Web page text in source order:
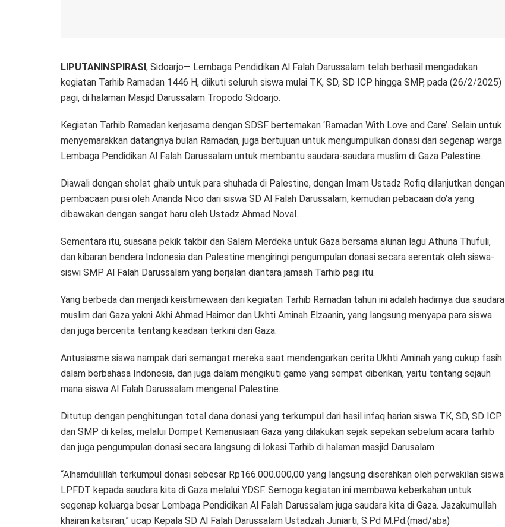
LIPUTANINSPIRASI, Sidoarjo— Lembaga Pendidikan Al Falah Darussalam telah berhasil mengadakan
kegiatan Tarhib Ramadan 1446 H, diikuti seluruh siswa mulai TK, SD, SD ICP hingga SMP, pada (26/2/2025)
pagi, di halaman Masjid Darussalam Tropodo Sidoarjo.
Kegiatan Tarhib Ramadan kerjasama dengan SDSF bertemakan ‘Ramadan With Love and Care’. Selain untuk
menyemarakkan datangnya bulan Ramadan, juga bertujuan untuk mengumpulkan donasi dari segenap warga
Lembaga Pendidikan Al Falah Darussalam untuk membantu saudara-saudara muslim di Gaza Palestine.
Diawali dengan sholat ghaib untuk para shuhada di Palestine, dengan Imam Ustadz Rofiq dilanjutkan dengan
pembacaan puisi oleh Ananda Nico dari siswa SD Al Falah Darussalam, kemudian pebacaan do’a yang
dibawakan dengan sangat haru oleh Ustadz Ahmad Noval.
Sementara itu, suasana pekik takbir dan Salam Merdeka untuk Gaza bersama alunan lagu Athuna Thufuli,
dan kibaran bendera Indonesia dan Palestine mengiringi pengumpulan donasi secara serentak oleh siswa-
siswi SMP Al Falah Darussalam yang berjalan diantara jamaah Tarhib pagi itu.
Yang berbeda dan menjadi keistimewaan dari kegiatan Tarhib Ramadan tahun ini adalah hadirnya dua saudara
muslim dari Gaza yakni Akhi Ahmad Haimor dan Ukhti Aminah Elzaanin, yang langsung menyapa para siswa
dan juga bercerita tentang keadaan terkini dari Gaza.
Antusiasme siswa nampak dari semangat mereka saat mendengarkan cerita Ukhti Aminah yang cukup fasih
dalam berbahasa Indonesia, dan juga dalam mengikuti game yang sempat diberikan, yaitu tentang sejauh
mana siswa Al Falah Darussalam mengenal Palestine.
Ditutup dengan penghitungan total dana donasi yang terkumpul dari hasil infaq harian siswa TK, SD, SD ICP
dan SMP di kelas, melalui Dompet Kemanusiaan Gaza yang dilakukan sejak sepekan sebelum acara tarhib
dan juga pengumpulan donasi secara langsung di lokasi Tarhib di halaman masjid Darusalam.
“Alhamdulillah terkumpul donasi sebesar Rp166.000.000,00 yang langsung diserahkan oleh perwakilan siswa
LPFDT kepada saudara kita di Gaza melalui YDSF. Semoga kegiatan ini membawa keberkahan untuk
segenap keluarga besar Lembaga Pendidikan Al Falah Darussalam juga saudara kita di Gaza. Jazakumullah
khairan katsiran,” ucap Kepala SD Al Falah Darussalam Ustadzah Juniarti, S.Pd M.Pd.(mad/aba)